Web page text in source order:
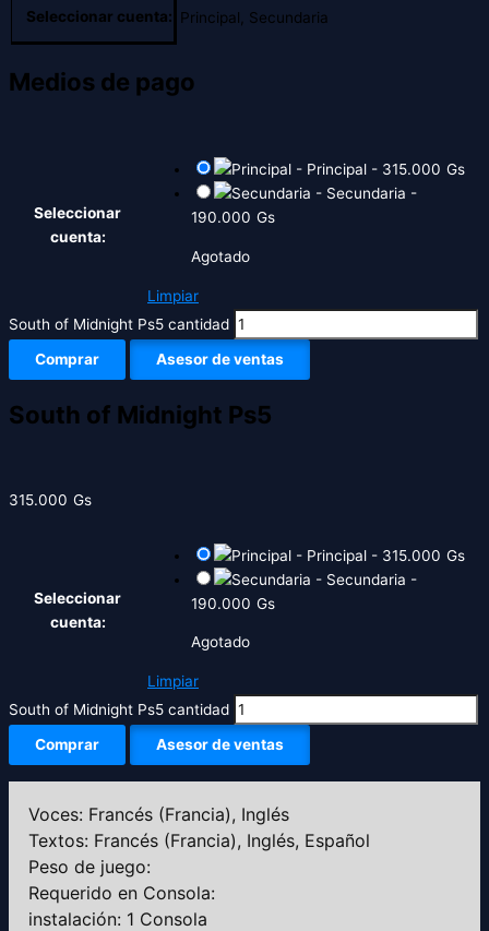
Seleccionar cuenta: Principal, Secundaria
Medios de pago
Seleccionar
cuenta:
- Principal - 315.000 Gs
- Secundaria -
190.000 Gs
Agotado
Limpiar
South of Midnight Ps5 cantidad
Comprar
Asesor de ventas
South of Midnight Ps5
315.000 Gs
Seleccionar
cuenta:
- Principal - 315.000 Gs
- Secundaria -
190.000 Gs
Agotado
Limpiar
South of Midnight Ps5 cantidad
Comprar
Asesor de ventas
Voces: Francés (Francia), Inglés
Textos: Francés (Francia), Inglés, Español
Peso de juego:
Requerido en Consola:
instalación: 1 Consola